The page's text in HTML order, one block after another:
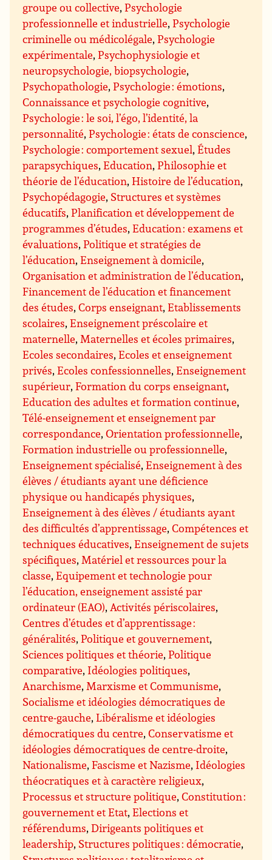
groupe ou collective,Psychologie
professionnelle et industrielle,Psychologie
criminelle ou médicolégale,Psychologie
expérimentale,Psychophysiologie et
neuropsychologie, biopsychologie,
Psychopathologie,Psychologie : émotions,
Connaissance et psychologie cognitive,
Psychologie : le soi, l’égo, l’identité, la
personnalité,Psychologie : états de conscience,
Psychologie : comportement sexuel,Études
parapsychiques,Education,Philosophie et
théorie de l’éducation,Histoire de l’éducation,
Psychopédagogie, Structures et systèmes
éducatifs,Planification et développement de
programmes d’études,Education : examens et
évaluations,Politique et stratégies de
l’éducation,Enseignement à domicile,
Organisation et administration de l’éducation,
Financement de l’éducation et financement
des études,Corps enseignant,Etablissements
scolaires,Enseignement préscolaire et
maternelle,Maternelles et écoles primaires,
Ecoles secondaires,Ecoles et enseignement
privés,Ecoles confessionnelles,Enseignement
supérieur,Formation du corps enseignant,
Education des adultes et formation continue,
Télé-enseignement et enseignement par
correspondance,Orientation professionnelle,
Formation industrielle ou professionnelle,
Enseignement spécialisé,Enseignement à des
élèves / étudiants ayant une déficience
physique ou handicapés physiques,
Enseignement à des élèves / étudiants ayant
des difficultés d’apprentissage,Compétences et
techniques éducatives,Enseignement de sujets
spécifiques,Matériel et ressources pour la
classe,Equipement et technologie pour
l’éducation, enseignement assisté par
ordinateur (EAO),Activités périscolaires,
Centres d’études et d’apprentissage :
généralités,Politique et gouvernement,
Sciences politiques et théorie,Politique
comparative, Idéologies politiques,
Anarchisme,Marxisme et Communisme,
Socialisme et idéologies démocratiques de
centre-gauche,Libéralisme et idéologies
démocratiques du centre,Conservatisme et
idéologies démocratiques de centre-droite,
Nationalisme,Fascisme et Nazisme, Idéologies
théocratiques et à caractère religieux,
Processus et structure politique,Constitution :
gouvernement et Etat,Elections et
référendums,Dirigeants politiques et
leadership, Structures politiques : démocratie,